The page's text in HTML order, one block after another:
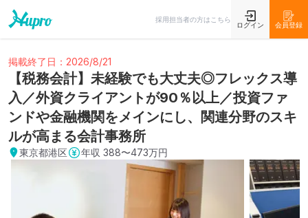
採用担当者の方はこちら
ログイン 会員登録
掲載終了日：2026/8/21
【税務会計】未経験でも大丈夫◎フレックス導
入／外資クライアントが90％以上／投資ファ
ンドや金融機関をメインにし、関連分野のスキ
ルが高まる会計事務所
東京都港区 年収 388〜473万円